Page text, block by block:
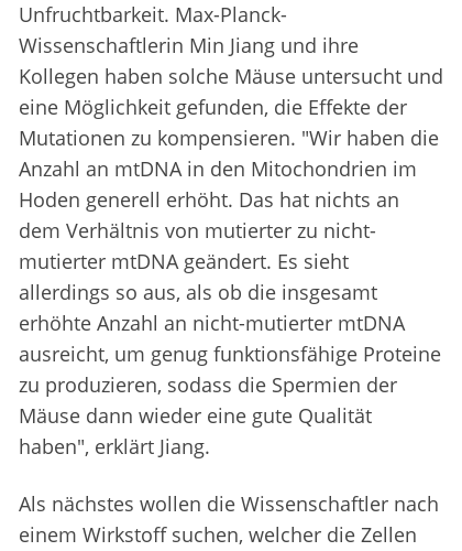
Unfruchtbarkeit. Max-Planck-
Wissenschaftlerin Min Jiang und ihre
Kollegen haben solche Mäuse untersucht und
eine Möglichkeit gefunden, die Effekte der
Mutationen zu kompensieren. "Wir haben die
Anzahl an mtDNA in den Mitochondrien im
Hoden generell erhöht. Das hat nichts an
dem Verhältnis von mutierter zu nicht-
mutierter mtDNA geändert. Es sieht
allerdings so aus, als ob die insgesamt
erhöhte Anzahl an nicht-mutierter mtDNA
ausreicht, um genug funktionsfähige Proteine
zu produzieren, sodass die Spermien der
Mäuse dann wieder eine gute Qualität
haben", erklärt Jiang.
Als nächstes wollen die Wissenschaftler nach
einem Wirkstoff suchen, welcher die Zellen